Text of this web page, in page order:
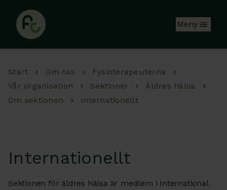
Meny
Start Om oss
Fysioterapeuterna
Vår organisation
Sektioner
Äldres hälsa
Om sektionen
Internationellt
Internationellt
Sektionen för äldres hälsa är medlem i International